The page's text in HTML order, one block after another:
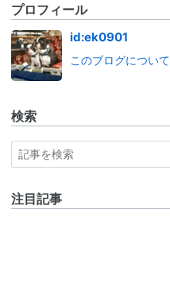
プロフィール
id:ek0901
このブログについて
検索
注目記事